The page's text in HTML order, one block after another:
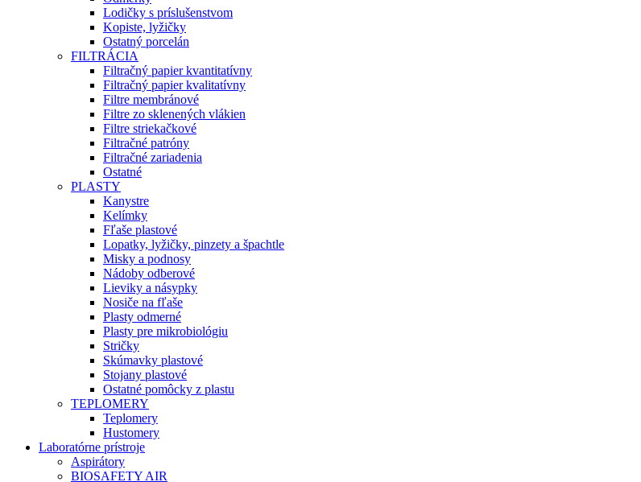
Lodičky s príslušenstvom
Kopiste, lyžičky
Ostatný porcelán
FILTRÁCIA
Filtračný papier kvantitatívny
Filtračný papier kvalitatívny
Filtre membránové
Filtre zo sklenených vlákien
Filtre striekačkové
Filtračné patróny
Filtračné zariadenia
Ostatné
PLASTY
Kanystre
Kelímky
Fľaše plastové
Lopatky, lyžičky, pinzety a špachtle
Misky a podnosy
Nádoby odberové
Lieviky a násypky
Nosiče na fľaše
Plasty odmerné
Plasty pre mikrobiológiu
Stričky
Skúmavky plastové
Stojany plastové
Ostatné pomôcky z plastu
TEPLOMERY
Teplomery
Hustomery
Laboratórne prístroje
Aspirátory
BIOSAFETY AIR